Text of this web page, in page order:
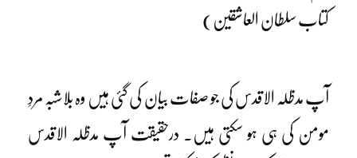
کتاب سلطان العاشقین)
آپ مدظلہ الاقدس کی جو صفات بیان کی گئی ہیں وہ بلاشبہ مردِ
مومن کی ہی ہو سکتی ہیں۔ درحقیقت آپ مدظلہ الاقدس